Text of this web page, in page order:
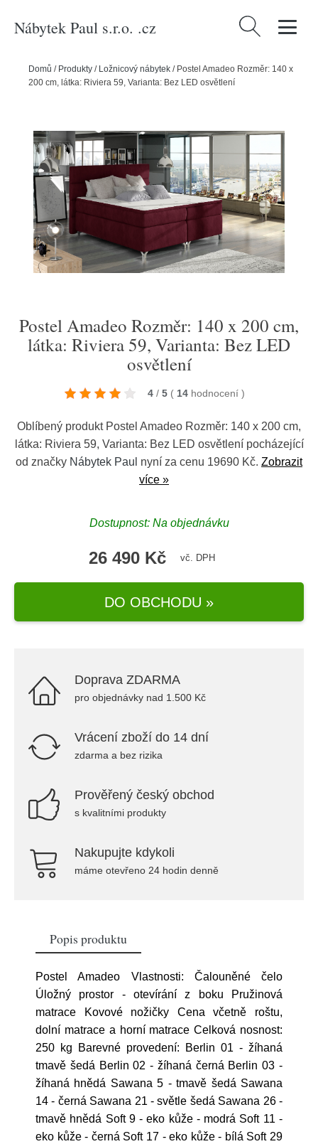
Nábytek Paul s.r.o. .cz Vyhledávání
Domů / Produkty / Ložnicový nábytek / Postel Amadeo Rozměr: 140 x
200 cm, látka: Riviera 59, Varianta: Bez LED osvětlení
Postel Amadeo Rozměr: 140 x 200 cm,
látka: Riviera 59, Varianta: Bez LED
osvětlení
4 / 5 ( 14 hodnocení )
Oblíbený produkt Postel Amadeo Rozměr: 140 x 200 cm,
látka: Riviera 59, Varianta: Bez LED osvětlení pocházející
od značky Nábytek Paul nyní za cenu 19690 Kč. Zobrazit
více »
Dostupnost: Na objednávku
26 490 Kč vč. DPH
DO OBCHODU »
Doprava ZDARMA
pro objednávky nad 1.500 Kč
Vrácení zboží do 14 dní
zdarma a bez rizika
Prověřený český obchod
s kvalitními produkty
Nakupujte kdykoli
máme otevřeno 24 hodin denně
Popis produktu
Postel Amadeo Vlastnosti: Čalouněné čelo
Úložný prostor - otevírání z boku Pružinová
matrace Kovové nožičky Cena včetně roštu,
dolní matrace a horní matrace Celková nosnost:
250 kg Barevné provedení: Berlin 01 - žíhaná
tmavě šedá Berlin 02 - žíhaná černá Berlin 03 -
žíhaná hnědá Sawana 5 - tmavě šedá Sawana
14 - černá Sawana 21 - světle šedá Sawana 26 -
tmavě hnědá Soft 9 - eko kůže - modrá Soft 11 -
eko kůže - černá Soft 17 - eko kůže - bílá Soft 29